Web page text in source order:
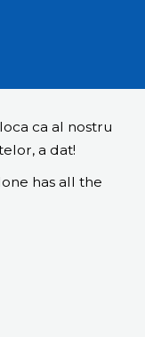
ca al nostru
a dat!
has all the